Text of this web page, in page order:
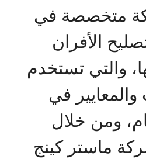
متخصصة في
الأفران
والتي تستخدم
في
ومن خلال
ماستر كينج